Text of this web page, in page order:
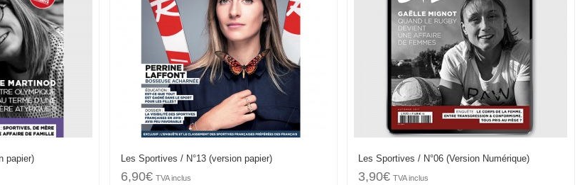
papier) Les Sportives / N°13 (version papier)
6,90€ TVA inclus
Les Sportives / N°06 (Version Numérique)
3,90€ TVA inclus